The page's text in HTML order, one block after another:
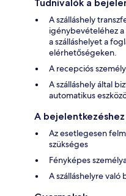
Tudnivalók a
A szálláshely
igénybevételéhez
a szálláshelyet a
elérhetőségeken.
A recepciós
A szálláshely által
automatikus
A bejelentkezéshez
Az esetlegesen
szükséges
Fényképes
A szálláshelyre való